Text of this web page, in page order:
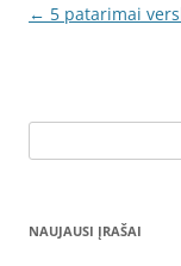
Įrašo
← 5 patarimai
NAUJAUSI ĮRAŠAI